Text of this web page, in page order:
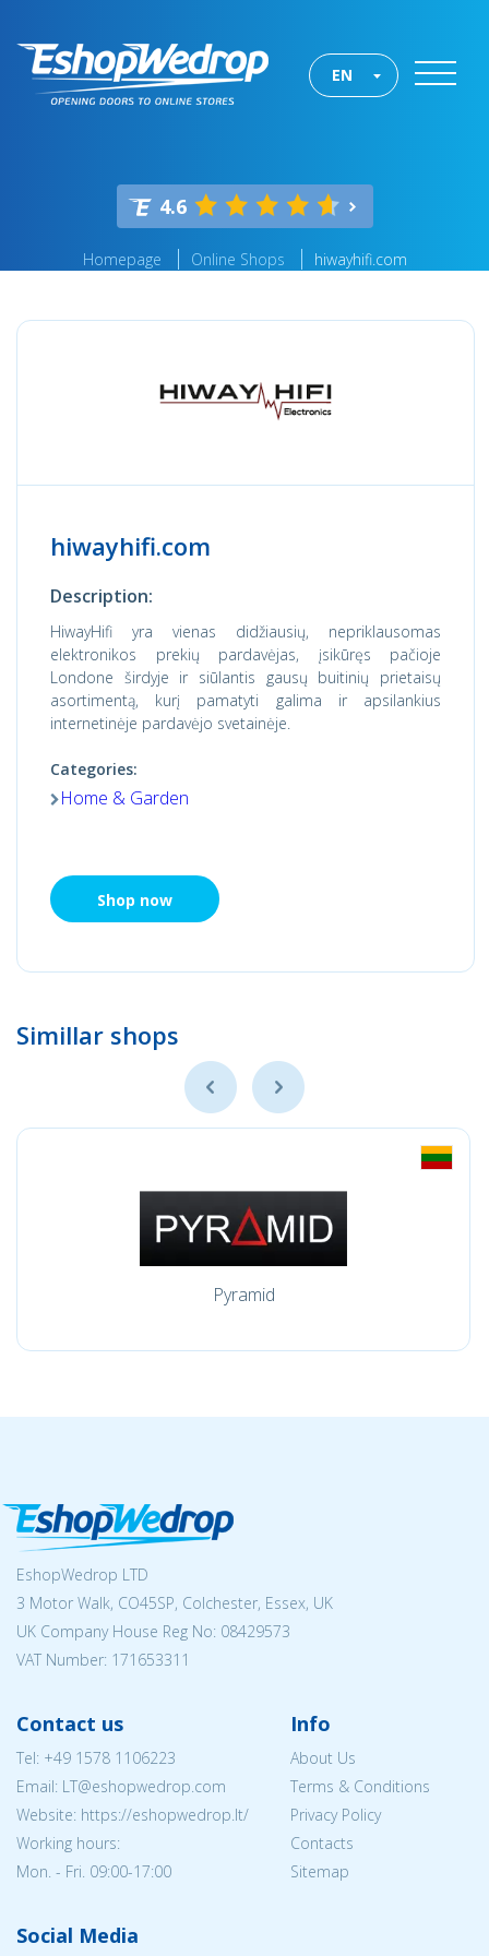
EN
4.6
Homepage Online Shops hiwayhifi.com
hiwayhifi.com
Description:
HiwayHifi yra vienas didžiausių, nepriklausomas
elektronikos prekių pardavėjas, įsikūręs pačioje
Londone širdyje ir siūlantis gausų buitinių prietaisų
asortimentą, kurį pamatyti galima ir apsilankius
internetinėje pardavėjo svetainėje.
Categories:
Home & Garden
Shop now
Simillar shops
Pyramid
EshopWedrop LTD
3 Motor Walk, CO45SP, Colchester, Essex, UK
UK Company House Reg No: 08429573
VAT Number: 171653311
Contact us
Tel: +49 1578 1106223
Email: LT@eshopwedrop.com
Website: https://eshopwedrop.lt/
Working hours:
Mon. - Fri. 09:00-17:00
Info
About Us
Terms & Conditions
Privacy Policy
Contacts
Sitemap
Social Media